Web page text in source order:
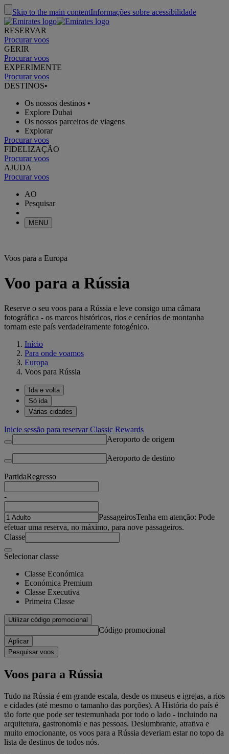
Skip to the main contentInformações sobre acessibilidade
RESERVAR
Procurar voos
GERIR
Procurar voos
EXPERIMENTE
Procurar voos
DESTINOS•
Os nossos destinos •
Explore Dubai
Os nossos parceiros de viagens
Explorar
Procurar voos
FIDELIZAÇÃO
Procurar voos
AJUDA
Procurar voos
AO
Pesquisar
MENU
Voos para a Europa
Voo para a Rússia
Reserve o seu voos para a Rússia e leve consigo uma câmara
fotográfica - os marcos históricos, rios e cenários de montanha
tornam este país verdadeiramente fotogénico.
Início
Para onde voamos
Europa
Voos para Rússia
Ida e volta
Só ida
Várias cidades
Inicie sessão para reservar Classic Rewards
Aeroporto de origem
Aeroporto de destino
PartidaRegresso
-
PassageirosTenha em atenção: Pode
efetuar uma reserva, no máximo, para nove passageiros.
Classe
Selecionar classe
Classe Económica
Económica Premium
Classe Executiva
Primeira Classe
Utilizar código promocional
Código promocional
Aplicar
Pesquisar voos
Voos para a Rússia
Tudo na Rússia é em grande escala, desde os museus e igrejas, a rios
e cidades (até mesmo o tamanho das porções). A História do país é
tão forte que pode ser testemunhada por todo o lado - incluindo na
arquitetura, gastronomia e nas pessoas. Deslumbrante, atrativa e
muito emocionante, os voos para a Rússia deveriam estar no topo da
lista de destinos de todos nós.